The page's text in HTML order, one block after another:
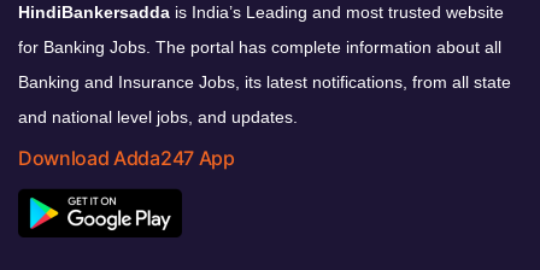
HindiBankersadda is India’s Leading and most trusted website
for Banking Jobs. The portal has complete information about all
Banking and Insurance Jobs, its latest notifications, from all state
and national level jobs, and updates.
Download Adda247 App